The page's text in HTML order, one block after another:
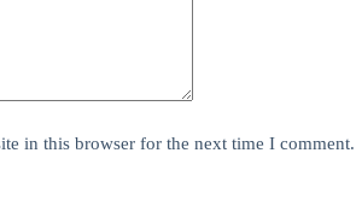
in this browser for the next time I comment.